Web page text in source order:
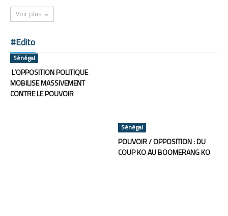
Voir plus
#Edito
Sénégal
L’OPPOSITION POLITIQUE
MOBILISE MASSIVEMENT
CONTRE LE POUVOIR
Sénégal
POUVOIR / OPPOSITION : DU
COUP KO AU BOOMERANG KO